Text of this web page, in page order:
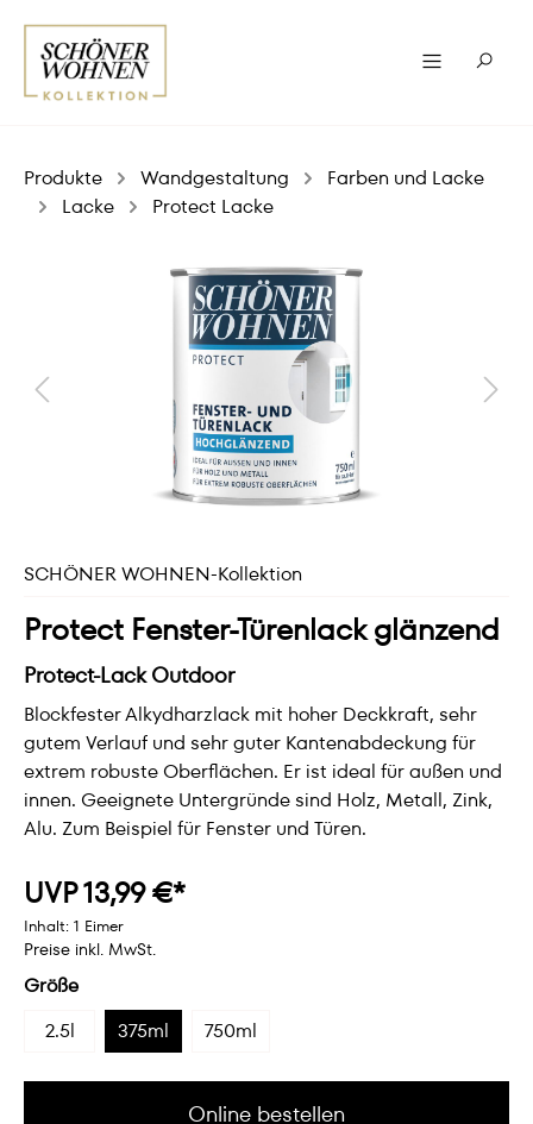
Produkte Wandgestaltung
Farben und Lacke
Lacke
Protect Lacke
SCHÖNER WOHNEN-Kollektion
Protect Fenster-Türenlack glänzend
Protect-Lack Outdoor
Blockfester Alkydharzlack mit hoher Deckkraft, sehr
gutem Verlauf und sehr guter Kantenabdeckung für
extrem robuste Oberflächen. Er ist ideal für außen und
innen. Geeignete Untergründe sind Holz, Metall, Zink,
Alu. Zum Beispiel für Fenster und Türen.
UVP 13,99 €*
Inhalt: 1 Eimer
Preise inkl. MwSt.
Größe
2.5l
375ml 750ml
Online bestellen